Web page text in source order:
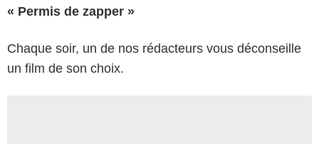
« Permis de zapper »
Chaque soir, un de nos rédacteurs vous déconseille
un film de son choix.